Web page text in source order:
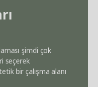
şimdi çok
seçerek
bir çalışma alanı